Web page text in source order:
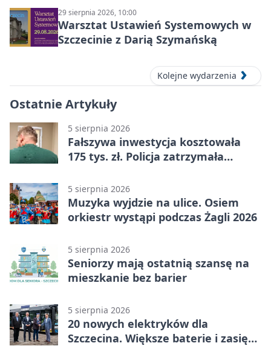
29 sierpnia 2026, 10:00
Warsztat Ustawień Systemowych w
Szczecinie z Darią Szymańską
Kolejne wydarzenia
Ostatnie Artykuły
5 sierpnia 2026
Fałszywa inwestycja kosztowała
175 tys. zł. Policja zatrzymała
5 sierpnia 2026
Muzyka wyjdzie na ulice. Osiem
orkiestr wystąpi podczas Żagli 2026
5 sierpnia 2026
Seniorzy mają ostatnią szansę na
mieszkanie bez barier
5 sierpnia 2026
20 nowych elektryków dla
Szczecina. Większe baterie i zasięg